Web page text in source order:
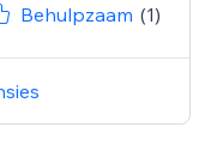
Behulpzaam (1)